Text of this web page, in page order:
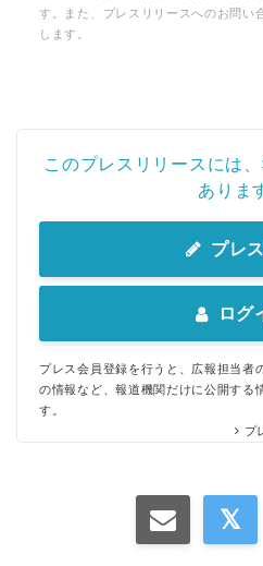
す。また、プレスリリースへのお問い
します。
このプレスリリースには
ありま
プレ
ログ
プレス会員登録を行うと、広報担当者
の情報など、報道機関だけに公開する
す。
プ